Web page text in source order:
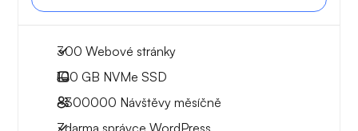
300 Webové stránky
100 GB NVMe SSD
~300000 Návštěvy měsíčně